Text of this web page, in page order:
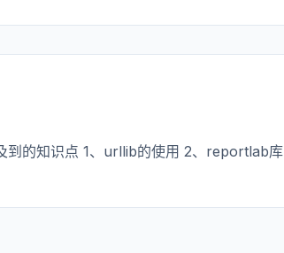
到的知识点 1、urllib的使用 2、reportlab库